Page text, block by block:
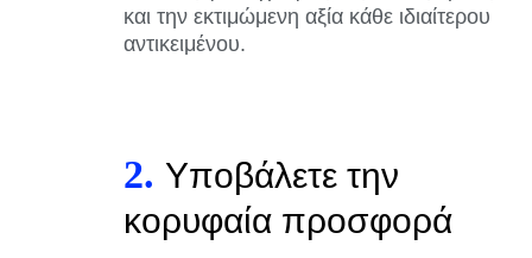
και την εκτιμώμενη αξία κάθε ιδιαίτερου
αντικειμένου.
2. Υποβάλετε την
κορυφαία προσφορά